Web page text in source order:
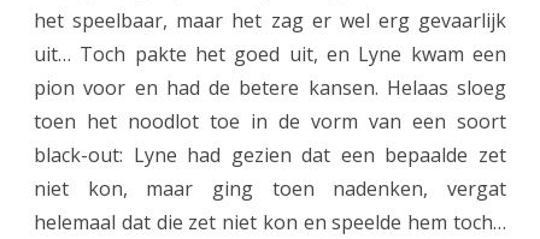
a
w
i
s
het speelbaar, maar het zag er wel erg gevaarlijk
uit… Toch pakte het goed uit, en Lyne kwam een
pion voor en had de betere kansen. Helaas sloeg
toen het noodlot toe in de vorm van een soort
black-out: Lyne had gezien dat een bepaalde zet
niet kon, maar ging toen nadenken, vergat
helemaal dat die zet niet kon en speelde hem toch…